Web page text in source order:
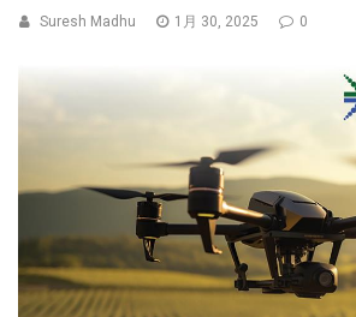
Suresh Madhu 1月 30, 2025 0